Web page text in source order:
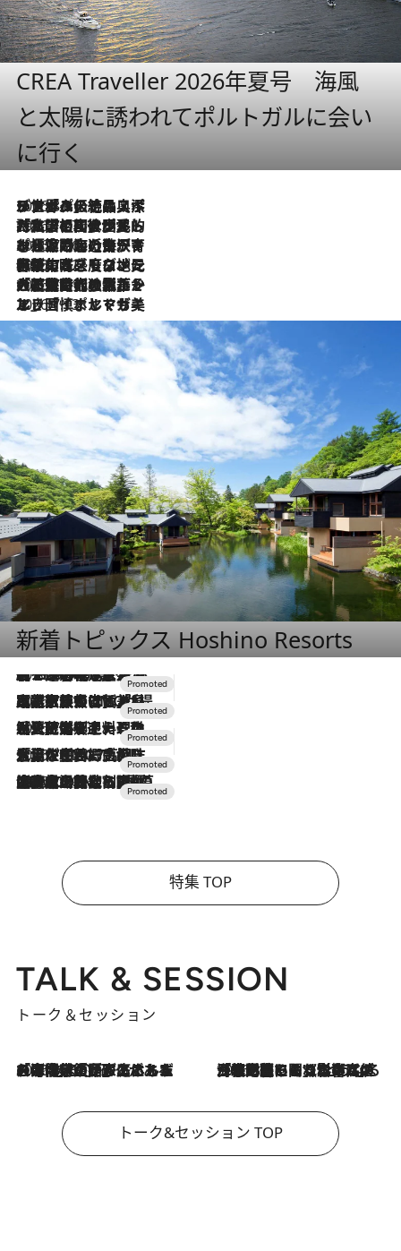
CREA Traveller 2026年夏号 海風
と太陽に誘われてポルトガルに会い
に行く
2026.8.8
リスボンの絶品スイーツ「パステル・デ・ナタ」とは？ポルトガル伝統の奥深い世界へ
2026.7.27
「私の祖国はポルトガル語です」国民的詩人フェルナンド・ペソアと、彼が愛した文学の街を歩く
2026.7.26
ポルトガル近海が育む極上の海の幸。キリリと冷えた白ワインと愉しむ、シーフード専門店の贅沢
2026.7.22
伝統の味をモダンに昇華。高感度な地元客が集う、リスボンの最旬ガストロノミー
2026.7.21
大航海時代の栄華から、震災、独裁、そして革命へ。ポルトガル・首都リスボンの石畳に刻まれた「歴史の光と影」
2026.7.13
エッセイ・ヤマザキマリ「慎ましくも美しき国 ポルトガル」
新着トピックス Hoshino Resorts
2026.8.7
【トンボの足水浴】ヒノキの香りに包まれて涼感マックス！約13℃の湧水かけ流しを避暑地「星野温泉 トンボの湯」で体験
2026.7.31
【ホテル帰省】という選択肢をOMOが提案。家族とほどよい距離を保つには「昼は実家、夜は気兼ねなくホテルで！」
2026.7.24
【夏限定ディナーコース】旬を迎える稚鮎や花ズッキーニなどをイタリア・トスカーナの郷土料理の手法で満喫！
2026.7.17
「土佐和ハーブかき氷」がOMO7高知に登場！生姜、山椒、大葉など目にも舌にも涼を呼ぶ郷土の味
2026.7.10
NEW OPEN！【界 草津】名湯の地に誕生。趣の異なる2種の温泉と上州ならではの会席・蕎麦割烹など美食を味わう究極の癒やし旅
特集 TOP
TALK & SESSION
トーク＆セッション
2026.8.3
「今後値上げがあるとすれば…」「リスクがあるのは今年の冬」エネルギー専門家が語る、ホルムズ海峡封鎖が家庭にもたらす“ある心配” 2026.8.3
「住宅建てられない…」「サーチャージ料の高値が続いている」ホルムズ海峡封鎖による影響はいつまで続く？《エネルギー専門家に聞く“どうなる日本の暮らし”》
トーク&セッション TOP